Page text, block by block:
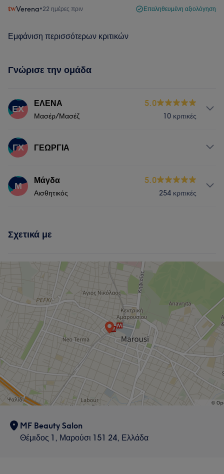
Verena•22 ημέρες πριν Επαληθευμένη αξιολόγηση
Εμφάνιση περισσότερων κριτικών
Γνώρισε την ομάδα
ΕΧ ΕΛΕΝΑ
Μασέρ/Μασέζ
5.0
10 κριτικές
Υπηρεσίες
Αισθητική Ιατρική
ΓΧ ΓΕΩΡΓΙΑ
Υπηρεσίες
Μ Μάγδα
Αισθητικός
5.0
254 κριτικές
Σώμα
Αισθητική Ιατρική
Τι λένε οι πελάτες μας για Μάγδα
Experienced Exceptional 6
Σχετικά με
MF Beauty Salon
Θέμιδος 1, Μαρούσι 151 24, Ελλάδα